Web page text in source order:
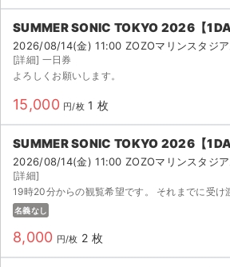
SUMMER SONIC TOKYO 2026【
2026/08/14(金) 11:00 ZOZOマリンスタジア
[詳細] 一日券
よろしくお願いします。
15,000 円/枚 1 枚
SUMMER SONIC TOKYO 2026【
2026/08/14(金) 11:00 ZOZOマリンスタジア
[詳細]
名義なし
8,000 円/枚 2 枚